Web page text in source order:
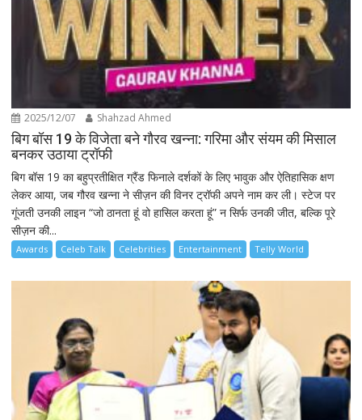
2025/12/07 Shahzad Ahmed
बिग बॉस 19 के विजेता बने गौरव खन्ना: गरिमा और संयम की मिसाल
बनकर उठाया ट्रॉफी
बिग बॉस 19 का बहुप्रतीक्षित ग्रैंड फिनाले दर्शकों के लिए भावुक और ऐतिहासिक क्षण
लेकर आया, जब गौरव खन्ना ने सीज़न की विनर ट्रॉफी अपने नाम कर ली। स्टेज पर
गूंजती उनकी लाइन “जो ठानता हूं वो हासिल करता हूं” न सिर्फ उनकी जीत, बल्कि पूरे
सीज़न की...
Awards Celeb Talk Celebrities Entertainment Telly World